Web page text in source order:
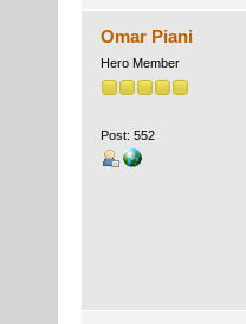
Omar Piani
Hero Member
Post: 552